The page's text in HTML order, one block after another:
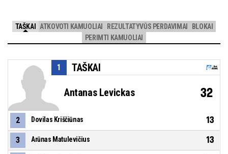
TAŠKAI ATKOVOTI KAMUOLIAI REZULTATYVŪS PERDAVIMAI
BLOKAI
PERIMTI KAMUOLIAI
TAŠKAI
1
Antanas Levickas 32
2 Dovilas Kriščiūnas 13
3 Arūnas Matulevičius 13